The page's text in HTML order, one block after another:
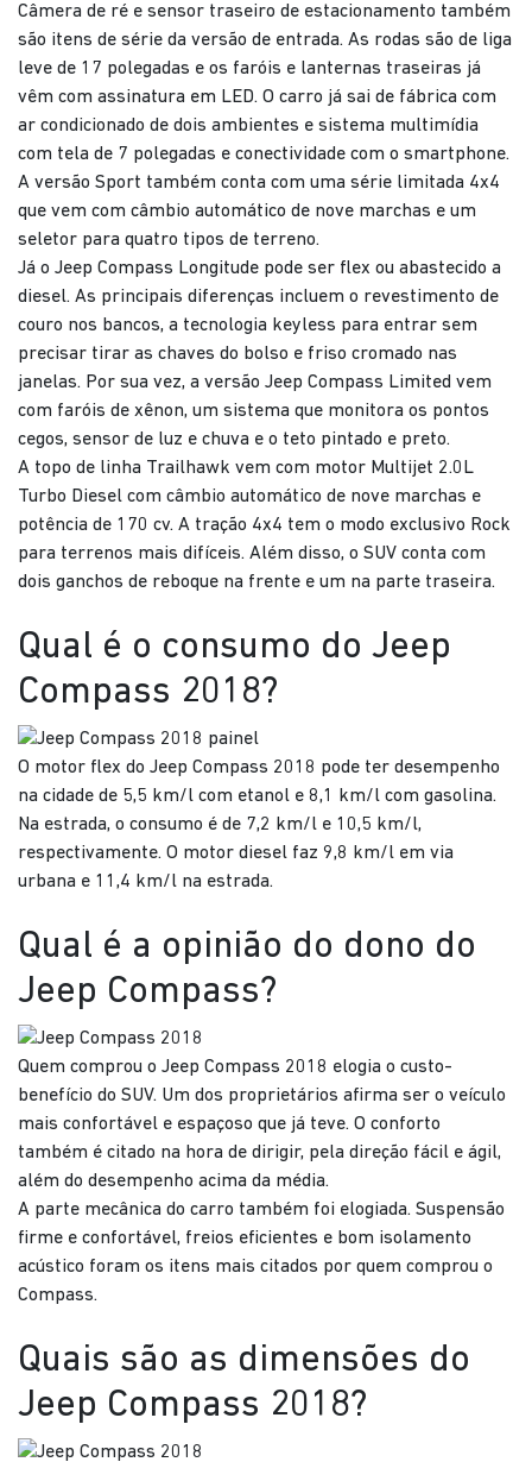
Câmera de ré e sensor traseiro de estacionamento também
são itens de série da versão de entrada. As rodas são de liga
leve de 17 polegadas e os faróis e lanternas traseiras já
vêm com assinatura em LED. O carro já sai de fábrica com
ar condicionado de dois ambientes e sistema multimídia
com tela de 7 polegadas e conectividade com o smartphone.
A versão Sport também conta com uma série limitada 4x4
que vem com câmbio automático de nove marchas e um
seletor para quatro tipos de terreno.
Já o Jeep Compass Longitude pode ser flex ou abastecido a
diesel. As principais diferenças incluem o revestimento de
couro nos bancos, a tecnologia keyless para entrar sem
precisar tirar as chaves do bolso e friso cromado nas
janelas. Por sua vez, a versão Jeep Compass Limited vem
com faróis de xênon, um sistema que monitora os pontos
cegos, sensor de luz e chuva e o teto pintado e preto.
A topo de linha Trailhawk vem com motor Multijet 2.0L
Turbo Diesel com câmbio automático de nove marchas e
potência de 170 cv. A tração 4x4 tem o modo exclusivo Rock
para terrenos mais difíceis. Além disso, o SUV conta com
dois ganchos de reboque na frente e um na parte traseira.
Qual é o consumo do Jeep
Compass 2018?
O motor flex do Jeep Compass 2018 pode ter desempenho
na cidade de 5,5 km/l com etanol e 8,1 km/l com gasolina.
Na estrada, o consumo é de 7,2 km/l e 10,5 km/l,
respectivamente. O motor diesel faz 9,8 km/l em via
urbana e 11,4 km/l na estrada.
Qual é a opinião do dono do
Jeep Compass?
Quem comprou o Jeep Compass 2018 elogia o custo-
benefício do SUV. Um dos proprietários afirma ser o veículo
mais confortável e espaçoso que já teve. O conforto
também é citado na hora de dirigir, pela direção fácil e ágil,
além do desempenho acima da média.
A parte mecânica do carro também foi elogiada. Suspensão
firme e confortável, freios eficientes e bom isolamento
acústico foram os itens mais citados por quem comprou o
Compass.
Quais são as dimensões do
Jeep Compass 2018?